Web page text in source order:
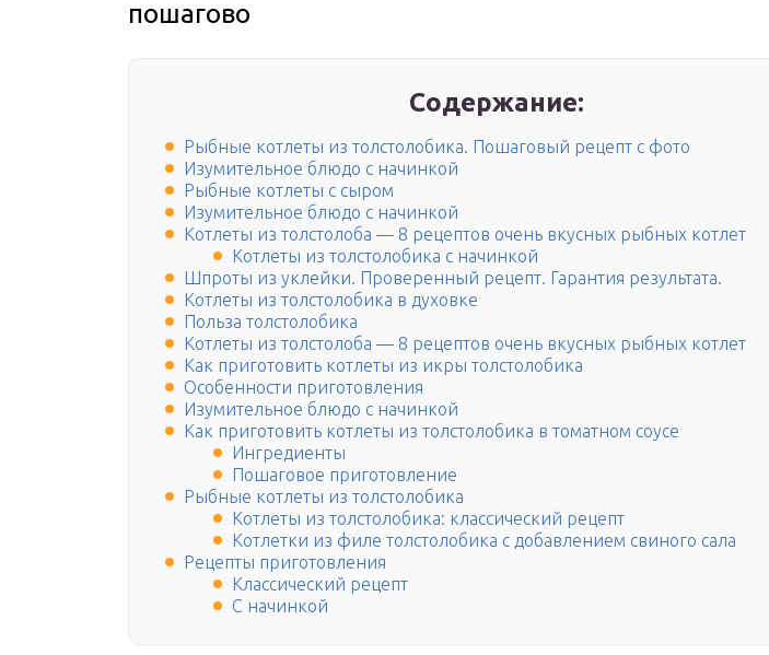
пошагово
Содержание:
Рыбные котлеты из толстолобика. Пошаговый рецепт с фото
Изумительное блюдо с начинкой
Рыбные котлеты с сыром
Изумительное блюдо с начинкой
Котлеты из толстолоба — 8 рецептов очень вкусных рыбных котлет
Котлеты из толстолобика с начинкой
Шпроты из уклейки. Проверенный рецепт. Гарантия результата.
Котлеты из толстолобика в духовке
Польза толстолобика
Котлеты из толстолоба — 8 рецептов очень вкусных рыбных котлет
Как приготовить котлеты из икры толстолобика
Особенности приготовления
Изумительное блюдо с начинкой
Как приготовить котлеты из толстолобика в томатном соусе
Ингредиенты
Пошаговое приготовление
Рыбные котлеты из толстолобика
Котлеты из толстолобика: классический рецепт
Котлетки из филе толстолобика с добавлением свиного сала
Рецепты приготовления
Классический рецепт
С начинкой